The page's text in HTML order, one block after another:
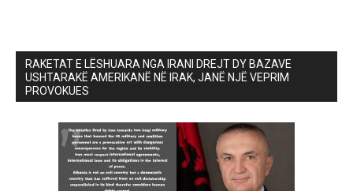
RAKETAT E LËSHUARA NGA IRANI DREJT DY BAZAVE
USHTARAKË AMERIKANË NË IRAK, JANË NJË VEPRIM
PROVOKUES